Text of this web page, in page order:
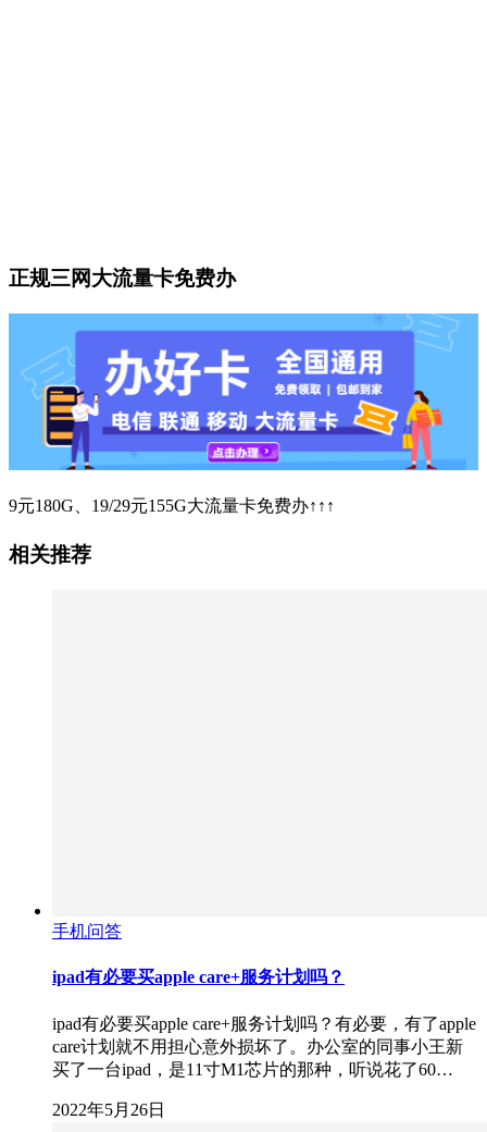
正规三网大流量卡免费办
9元180G、19/29元155G大流量卡免费办↑↑↑
相关推荐
手机问答
ipad有必要买apple care+服务计划吗？
ipad有必要买apple care+服务计划吗？有必要，有了apple
care计划就不用担心意外损坏了。办公室的同事小王新
买了一台ipad，是11寸M1芯片的那种，听说花了60…
2022年5月26日